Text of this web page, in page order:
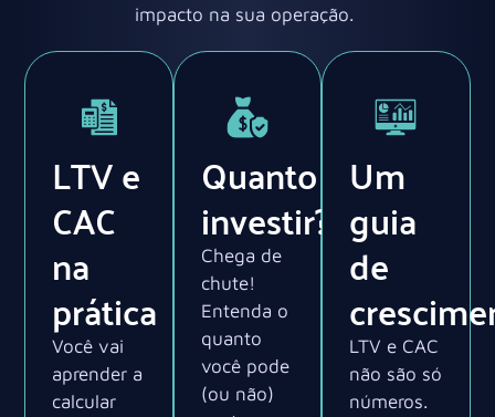
impacto na sua operação.
LTV e
CAC
na
prática
Você vai
aprender a
calcular
Quanto
investir?
Chega de
chute!
Entenda o
quanto
você pode
(ou não)
Um
guia
de
LTV e CAC
não são só
números.